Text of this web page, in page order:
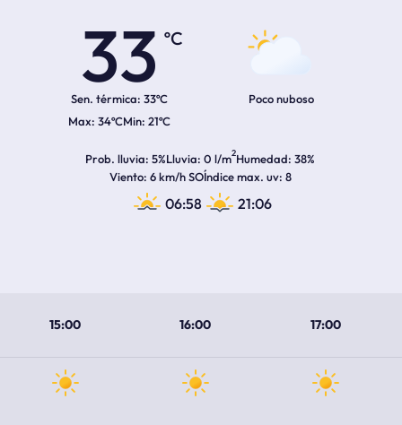
33
ºC
Sen. térmica: 33ºC
34ºC 21ºC
Poco nuboso
Prob. lluvia 5%Lluvia 0 l/m2Humedad 38%
Viento 6 km/h SOÍndice max. uv 8
06:58 21:06
15:00 16:00 17:00